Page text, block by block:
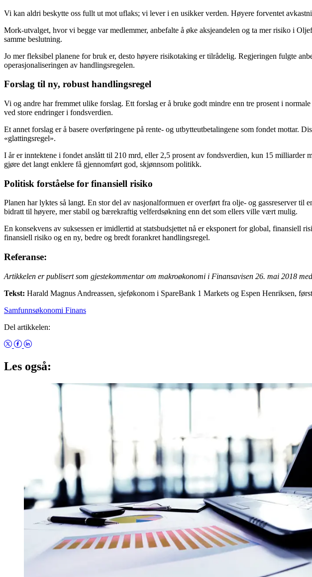
Vi kan aldri beskytte oss fullt ut mot uflaks; vi lever i en usikker verden. Høyere forventet
Mork-utvalget, hvor vi begge var medlemmer, anbefalte å øke aksjeandelen og ta mer risiko i
samme beslutning.
Jo mer fleksibel planene for bruk er, desto høyere risikotaking er tilrådelig. Regjeringen fulgte
operasjonaliseringen av handlingsregelen.
Forslag til ny, robust handlingsregel
Vi og andre har fremmet ulike forslag. Ett forslag er å bruke godt mindre enn tre prosent i
ved store endringer i fondsverdien.
Et annet forslag er å basere overføringene på rente- og utbytteutbetalingene som fondet mottar.
«glattingsregel».
I år er inntektene i fondet anslått til 210 mrd, eller 2,5 prosent av fondsverdien, kun 15
gjøre det langt enklere få gjennomført god, skjønnsom politikk.
Politisk forståelse for finansiell risiko
Planen har lyktes så langt. En stor del av nasjonalformuen er overført fra olje- og gassreserver
bidratt til høyere, mer stabil og bærekraftig velferdsøkning enn det som ellers ville vært mulig.
En konsekvens av suksessen er imidlertid at statsbudsjettet nå er eksponert for global, finansiell
finansiell risiko og en ny, bedre og bredt forankret handlingsregel.
Referanse:
Artikkelen er publisert som gjestekommentar om makroøkonomi i Finansavisen 26. mai 2018
Tekst: Harald Magnus Andreassen, sjeføkonom i SpareBank 1 Markets og Espen Henriksen,
Samfunnsøkonomi Finans
Del artikkelen:
Les også: